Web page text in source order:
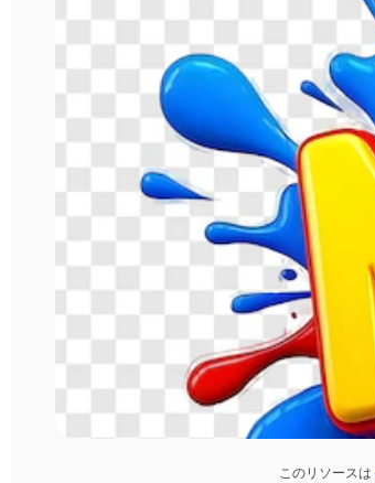
このリソースは